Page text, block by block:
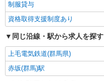
制服貸与
資格取得支援制度あり
同じ沿線・駅から求人を探す
上毛電気鉄道(群馬県)
赤坂(群馬)駅